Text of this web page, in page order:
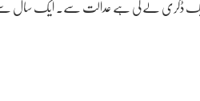
ڈگری لے لی ہے عدالت سے۔ ایک سال سے